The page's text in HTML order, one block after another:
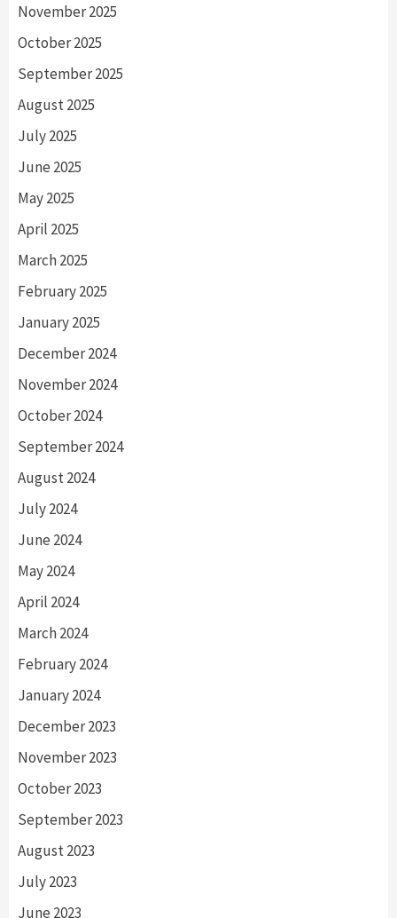
November 2025
October 2025
September 2025
August 2025
July 2025
June 2025
May 2025
April 2025
March 2025
February 2025
January 2025
December 2024
November 2024
October 2024
September 2024
August 2024
July 2024
June 2024
May 2024
April 2024
March 2024
February 2024
January 2024
December 2023
November 2023
October 2023
September 2023
August 2023
July 2023
June 2023